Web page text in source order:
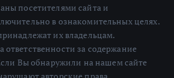
посетителями сайта и
в ознакомительных целях.
их владельцам.
за содержание
Вы обнаружили на нашем сайте
авторские права,